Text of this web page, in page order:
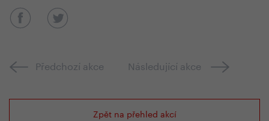
Předchozí akce Následující akce
Zpět na přehled akcí